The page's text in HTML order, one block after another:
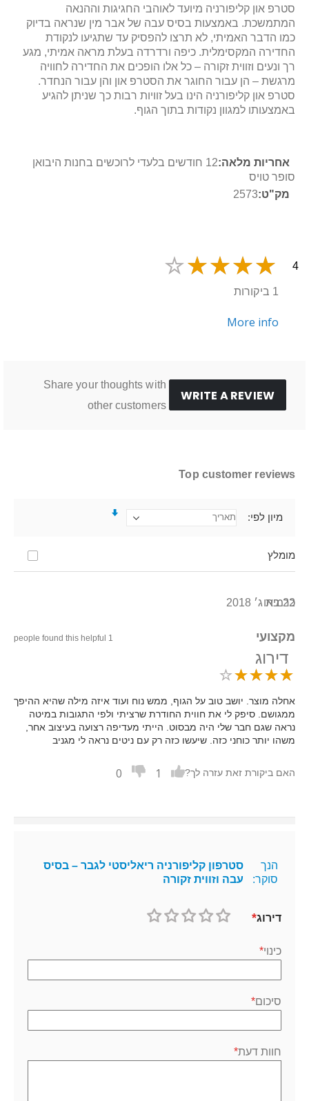
סטרפ און קליפורניה מיועד לאוהבי החגיגות וההנאה
המתמשכת. באמצעות בסיס עבה של אבר מין שנראה בדיוק
כמו הדבר האמיתי, לא תרצו להפסיק עד שתגיעו לנקודת
החדירה המקסימלית. כיפה ורדרדה בעלת מראה אמיתי, מגע
רך ונעים וזווית זקורה – כל אלו הופכים את החדירה לחוויה
מרגשת – הן עבור החוגר את הסטרפ און והן עבור הנחדר.
סטרפ און קליפורניה הינו בעל זוויות רבות כך שניתן להגיע
באמצעותו למגוון נקודות בתוך הגוף.
מידע
נוסף
12 חודשים בלעדי לרוכשים בחנות היבואן
סופר טויס
2573
4
1 ביקורות
More info
WRITE A REVIEW
Share your thoughts with
other customers
Top customer reviews
מומלץ
מיון לפי
כרמית
22 באוג׳ 2018
מקצועי 1 people found this helpful
דירוג
אחלה מוצר. יושב טוב על הגוף, ממש נוח ועוד איזה מילה שהיא ההיפך
ממגושם. סיפק לי את חווית החודרת שרציתי ולפי התגובות במיטה
נראה שגם חבר שלי היה מבסוט. הייתי מעדיפה רצועה בעיצוב אחר,
משהו יותר כוחני כזה. שיעשו כזה רק עם ניטים נראה לי מגניב
האם ביקורת זאת עזרה לך? 1
0
הנך
סוקר:
סטרפון קליפורניה ריאליסטי לגבר – בסיס
עבה וזווית זקורה
דירוג
כינוי
סיכום
חוות דעת